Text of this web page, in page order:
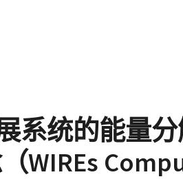
系统的能量
WIREs